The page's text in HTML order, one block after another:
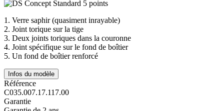
1. Verre saphir (quasiment inrayable)
2. Joint torique sur la tige
3. Deux joints toriques dans la couronne
4. Joint spécifique sur le fond de boîtier
5. Un fond de boîtier renforcé
Infos du modèle
Référence
C035.007.17.117.00
Garantie